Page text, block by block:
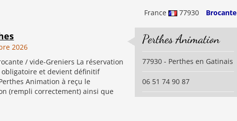
France 77930 Brocante
2026
/ vide-Greniers La réservation
et devient définitif
Animation à reçu le
(rempli correctement) ainsi que
Perthes Animation
77930 - Perthes en Gatinais
06 51 74 90 87